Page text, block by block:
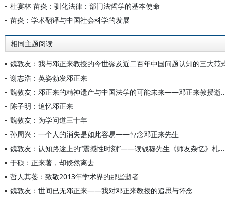
杜宴林 苗炎：驯化法律：部门法哲学的基本使命
苗炎：学术翻译与中国社会科学的发展
相同主题阅读
魏敦友：我与邓正来教授的今世缘及近二百年中国问题认知的三大范
谢志浩：英姿勃发邓正来
魏敦友：邓正来的精神遗产与
陈子明：追忆邓正来
魏敦友：为学问道三十年
孙周兴：一个人的消失是如此容易——悼念邓正来先生
魏敦友：认知路途上的“震撼性时刻”——读钱穆先生《师友杂忆》札记之二
于硕：正来著，却倏然离去
哲人其萎：致敬2013年学术界的那些逝者
魏敦友：世间已无邓正来——我对邓正来教授的追思与怀念